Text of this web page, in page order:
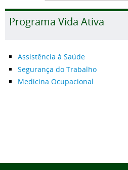
Programa Vida Ativa
Assistência à Saúde
Segurança do Trabalho
Medicina Ocupacional